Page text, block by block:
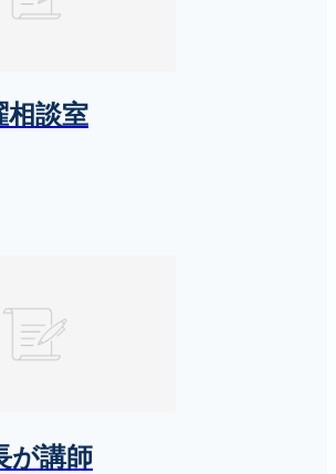
相談室
が講師